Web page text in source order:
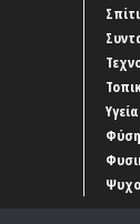
Υγεία
Φύση